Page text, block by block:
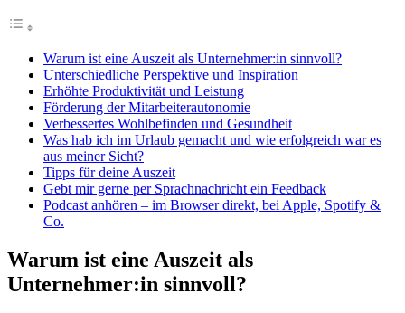
Warum ist eine Auszeit als Unternehmer:in sinnvoll?
Unterschiedliche Perspektive und Inspiration
Erhöhte Produktivität und Leistung
Förderung der Mitarbeiterautonomie
Verbessertes Wohlbefinden und Gesundheit
Was hab ich im Urlaub gemacht und wie erfolgreich war es
aus meiner Sicht?
Tipps für deine Auszeit
Gebt mir gerne per Sprachnachricht ein Feedback
Podcast anhören – im Browser direkt, bei Apple, Spotify &
Co.
Warum ist eine Auszeit als
Unternehmer:in sinnvoll?